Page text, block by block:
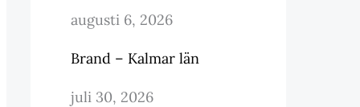
augusti 6, 2026
Brand – Kalmar län
juli 30, 2026